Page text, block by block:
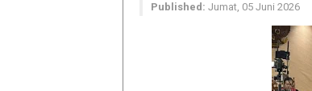
Published: Jumat, 05 Juni 2026